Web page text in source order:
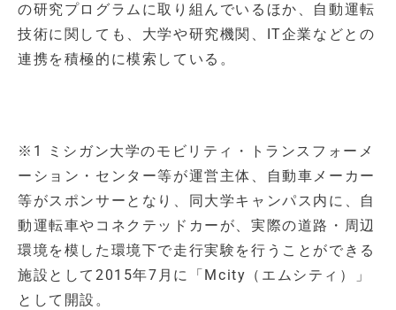
の研究プログラムに取り組んでいるほか、自動運転
技術に関しても、大学や研究機関、IT企業などとの
連携を積極的に模索している。
※1 ミシガン大学のモビリティ・トランスフォーメ
ーション・センター等が運営主体、自動車メーカー
等がスポンサーとなり、同大学キャンパス内に、自
動運転車やコネクテッドカーが、実際の道路・周辺
環境を模した環境下で走行実験を行うことができる
施設として2015年7月に「Mcity（エムシティ）」
として開設。